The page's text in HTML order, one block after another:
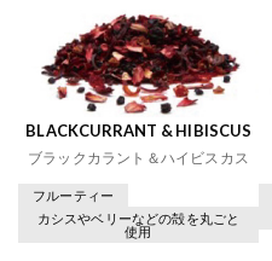
BLACKCURRANT & HIBISCUS
ブラックカラント＆ハイビスカス
フルーティー
カシスやベリーなどの殻を丸ごと
使用